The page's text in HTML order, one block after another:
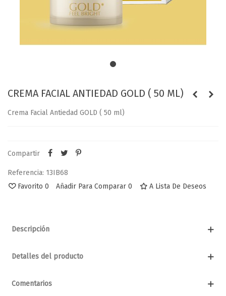
CREMA FACIAL ANTIEDAD GOLD ( 50 ML)
Crema Facial Antiedad GOLD ( 50 ml)
Compartir
Referencia: 13IB68
Favorito 0 Añadir Para Comparar 0 A Lista De Deseos
Descripción
Detalles del producto
Comentarios